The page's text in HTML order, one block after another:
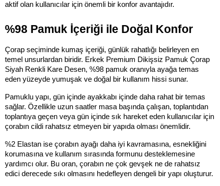
aktif olan kullanıcılar için önemli bir konfor avantajıdır.
%98 Pamuk İçeriği ile Doğal Konfor
Çorap seçiminde kumaş içeriği, günlük rahatlığı belirleyen en
temel unsurlardan biridir. Erkek Premium Dikişsiz Pamuk Çorap
Siyah Renkli Kare Desen, %98 pamuk oranıyla ayağa temas
eden yüzeyde yumuşak ve doğal bir kullanım hissi sunar.
Pamuklu yapı, gün içinde ayakkabı içinde daha rahat bir temas
sağlar. Özellikle uzun saatler masa başında çalışan, toplantıdan
toplantıya geçen veya gün içinde sık hareket eden kullanıcılar için
çorabın cildi rahatsız etmeyen bir yapıda olması önemlidir.
%2 Elastan ise çorabın ayağı daha iyi kavramasına, esnekliğini
korumasına ve kullanım sırasında formunu desteklemesine
yardımcı olur. Bu oran, çorabın ne çok gevşek ne de rahatsız
edici derecede sıkı olmasını hedefleyen dengeli bir yapı oluşturur.